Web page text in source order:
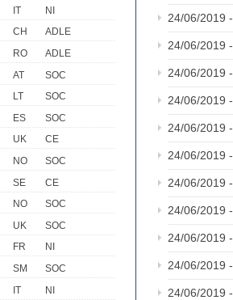
IT
NI
CH
ADLE
RO
ADLE
AT
SOC
LT
SOC
ES
SOC
UK
CE
NO
SOC
SE
CE
NO
SOC
UK
SOC
FR
NI
SM
SOC
IT
NI
24/06/2019 -
24/06/2019 -
24/06/2019 -
24/06/2019 -
24/06/2019 -
24/06/2019 -
24/06/2019 -
24/06/2019 -
24/06/2019 -
24/06/2019 -
24/06/2019 -